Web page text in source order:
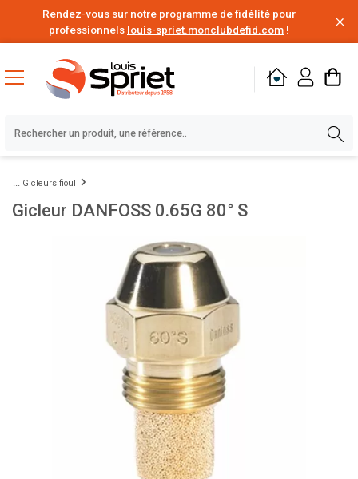
Rendez-vous sur notre programme de fidélité pour
professionnels louis-spriet.monclubdefid.com !
Gicleurs fioul
Gicleur DANFOSS 0.65G 80° S